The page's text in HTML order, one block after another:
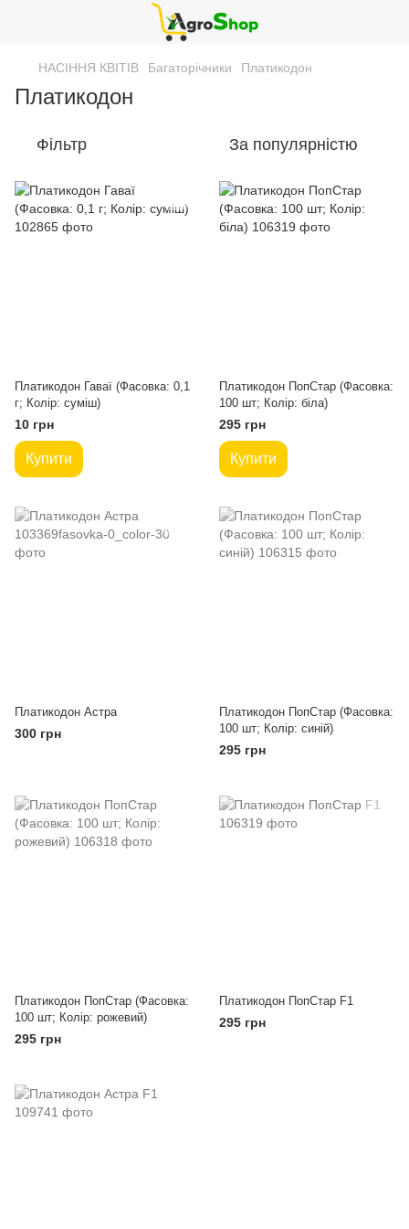
НАСІННЯ КВІТІВ Багаторічники Платикодон
Платикодон
Фільтр За популярністю
Платикодон Гаваї (Фасовка: 0,1
г; Колір: суміш)
10 грн
Купити
Платикодон ПопСтар (Фасовка:
100 шт; Колір: біла)
295 грн
Купити
Платикодон Астра
300 грн
Платикодон ПопСтар (Фасовка:
100 шт; Колір: синій)
295 грн
Платикодон ПопСтар (Фасовка:
100 шт; Колір: рожевий)
295 грн
Платикодон ПопСтар F1
295 грн